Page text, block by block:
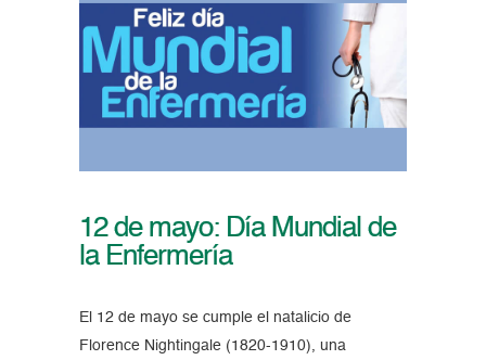
12 de mayo: Día Mundial de
la Enfermería
El 12 de mayo se cumple el natalicio de
Florence Nightingale (1820-1910), una